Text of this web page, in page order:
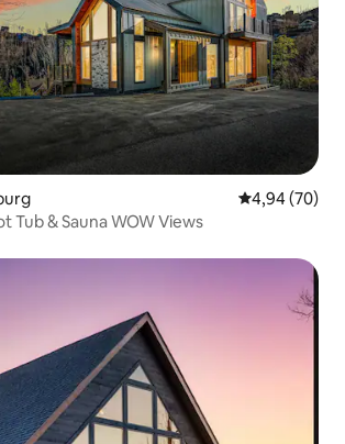
4,94 de uma
4,94 (70)
Tub & Sauna WOW Views